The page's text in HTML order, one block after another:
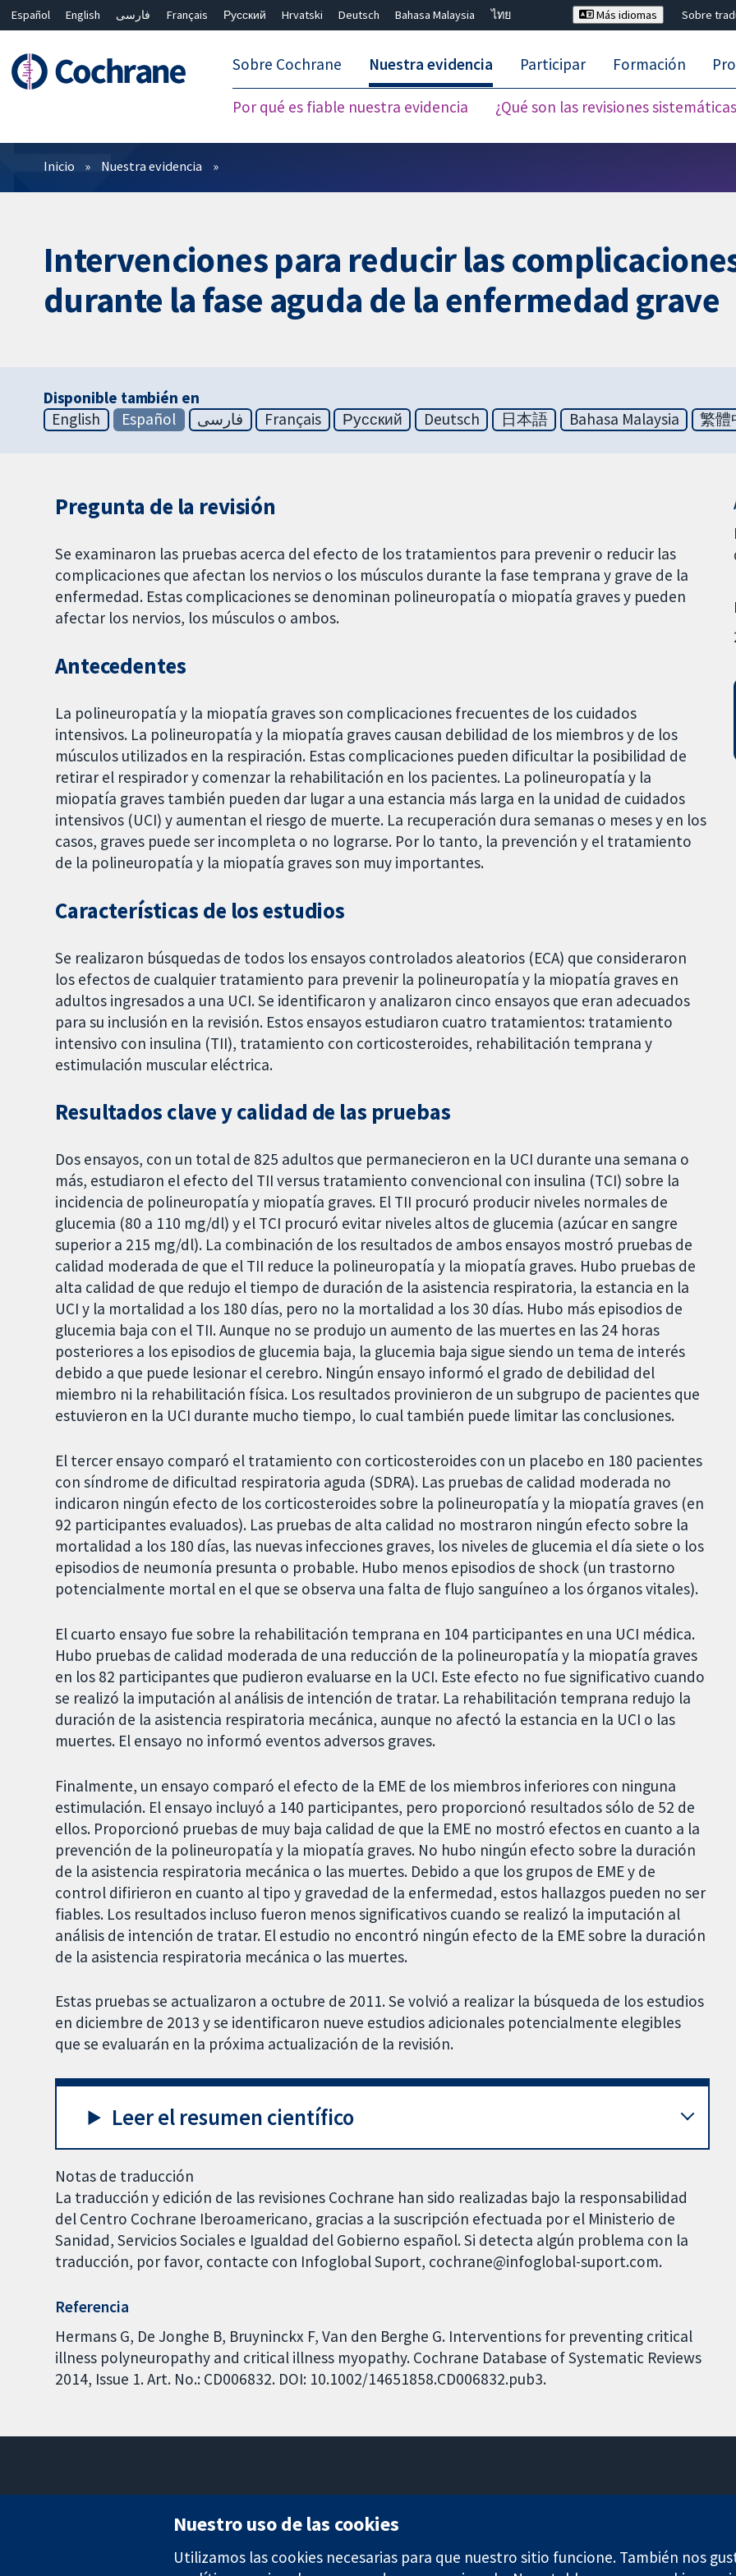
Español English فارسی Français Русский Hrvatski Deutsch Bahasa Malaysia
ไทย
Más idiomas Sobre
Sobre Cochrane Nuestra evidencia
Por qué es fiable nuestra evidencia ¿Qué son las revisiones
Participar Formación
Filtros
Inicio Nuestra evidencia
Intervenciones para reducir las
durante la fase aguda de la enfermedad grave
Disponible también en
English
Español فارسی Français Русский Deutsch 日本語 Bahasa Malaysia 繁體
Pregunta de la revisión
Se examinaron las pruebas acerca del efecto de los tratamientos para prevenir o reducir las
complicaciones que afectan los nervios o los músculos durante la fase temprana y grave de la
enfermedad. Estas complicaciones se denominan polineuropatía o miopatía graves y pueden
afectar los nervios, los músculos o ambos.
Antecedentes
La polineuropatía y la miopatía graves son complicaciones frecuentes de los cuidados
intensivos. La polineuropatía y la miopatía graves causan debilidad de los miembros y de los
músculos utilizados en la respiración. Estas complicaciones pueden dificultar la posibilidad de
retirar el respirador y comenzar la rehabilitación en los pacientes. La polineuropatía y la
miopatía graves también pueden dar lugar a una estancia más larga en la unidad de cuidados
intensivos (UCI) y aumentan el riesgo de muerte. La recuperación dura semanas o meses y en los
casos, graves puede ser incompleta o no lograrse. Por lo tanto, la prevención y el tratamiento
de la polineuropatía y la miopatía graves son muy importantes.
Características de los estudios
Se realizaron búsquedas de todos los ensayos controlados aleatorios (ECA) que consideraron
los efectos de cualquier tratamiento para prevenir la polineuropatía y la miopatía graves en
adultos ingresados a una UCI. Se identificaron y analizaron cinco ensayos que eran adecuados
para su inclusión en la revisión. Estos ensayos estudiaron cuatro tratamientos: tratamiento
intensivo con insulina (TII), tratamiento con corticosteroides, rehabilitación temprana y
estimulación muscular eléctrica.
Resultados clave y calidad de las pruebas
Dos ensayos, con un total de 825 adultos que permanecieron en la UCI durante una semana o
más, estudiaron el efecto del TII versus tratamiento convencional con insulina (TCI) sobre la
incidencia de polineuropatía y miopatía graves. El TII procuró producir niveles normales de
glucemia (80 a 110 mg/dl) y el TCI procuró evitar niveles altos de glucemia (azúcar en sangre
superior a 215 mg/dl). La combinación de los resultados de ambos ensayos mostró pruebas de
calidad moderada de que el TII reduce la polineuropatía y la miopatía graves. Hubo pruebas de
alta calidad de que redujo el tiempo de duración de la asistencia respiratoria, la estancia en la
UCI y la mortalidad a los 180 días, pero no la mortalidad a los 30 días. Hubo más episodios de
glucemia baja con el TII. Aunque no se produjo un aumento de las muertes en las 24 horas
posteriores a los episodios de glucemia baja, la glucemia baja sigue siendo un tema de interés
debido a que puede lesionar el cerebro. Ningún ensayo informó el grado de debilidad del
miembro ni la rehabilitación física. Los resultados provinieron de un subgrupo de pacientes que
estuvieron en la UCI durante mucho tiempo, lo cual también puede limitar las conclusiones.
El tercer ensayo comparó el tratamiento con corticosteroides con un placebo en 180 pacientes
con síndrome de dificultad respiratoria aguda (SDRA). Las pruebas de calidad moderada no
indicaron ningún efecto de los corticosteroides sobre la polineuropatía y la miopatía graves (en
92 participantes evaluados). Las pruebas de alta calidad no mostraron ningún efecto sobre la
mortalidad a los 180 días, las nuevas infecciones graves, los niveles de glucemia el día siete o los
episodios de neumonía presunta o probable. Hubo menos episodios de shock (un trastorno
potencialmente mortal en el que se observa una falta de flujo sanguíneo a los órganos vitales).
El cuarto ensayo fue sobre la rehabilitación temprana en 104 participantes en una UCI médica.
Hubo pruebas de calidad moderada de una reducción de la polineuropatía y la miopatía graves
en los 82 participantes que pudieron evaluarse en la UCI. Este efecto no fue significativo cuando
se realizó la imputación al análisis de intención de tratar. La rehabilitación temprana redujo la
duración de la asistencia respiratoria mecánica, aunque no afectó la estancia en la UCI o las
muertes. El ensayo no informó eventos adversos graves.
Finalmente, un ensayo comparó el efecto de la EME de los miembros inferiores con ninguna
estimulación. El ensayo incluyó a 140 participantes, pero proporcionó resultados sólo de 52 de
ellos. Proporcionó pruebas de muy baja calidad de que la EME no mostró efectos en cuanto a la
prevención de la polineuropatía y la miopatía graves. No hubo ningún efecto sobre la duración
de la asistencia respiratoria mecánica o las muertes. Debido a que los grupos de EME y de
control difirieron en cuanto al tipo y gravedad de la enfermedad, estos hallazgos pueden no ser
fiables. Los resultados incluso fueron menos significativos cuando se realizó la imputación al
análisis de intención de tratar. El estudio no encontró ningún efecto de la EME sobre la duración
de la asistencia respiratoria mecánica o las muertes.
Estas pruebas se actualizaron a octubre de 2011. Se volvió a realizar la búsqueda de los estudios
en diciembre de 2013 y se identificaron nueve estudios adicionales potencialmente elegibles
que se evaluarán en la próxima actualización de la revisión.
Leer el resumen científico
Notas de traducción
La traducción y edición de las revisiones Cochrane han sido realizadas bajo la responsabilidad
del Centro Cochrane Iberoamericano, gracias a la suscripción efectuada por el Ministerio de
Sanidad, Servicios Sociales e Igualdad del Gobierno español. Si detecta algún problema con la
traducción, por favor, contacte con Infoglobal Suport, cochrane@infoglobal-suport.com.
Referencia
Hermans G, De Jonghe B, Bruyninckx F, Van den Berghe G. Interventions for preventing critical
illness polyneuropathy and critical illness myopathy. Cochrane Database of Systematic Reviews
2014, Issue 1. Art. No.: CD006832. DOI: 10.1002/14651858.CD006832.pub3.
Londres
Reino Unido
Nuestro uso de las cookies
Utilizamos las cookies necesarias para que nuestro sitio funcione. También nos